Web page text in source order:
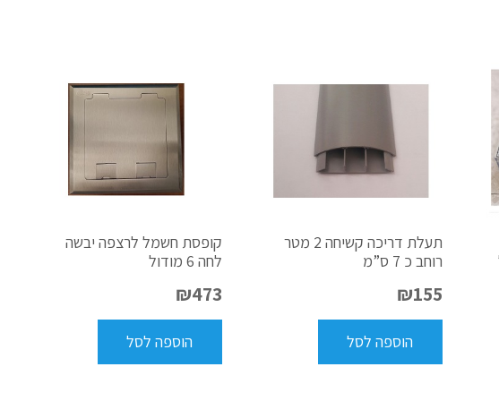
תעלת דריכה קשיחה 2 מטר
רוחב כ 7 ס”מ
₪155
הוספה לסל
קופסת חשמל לרצפה יבשה
לחה 6 מודול
₪473
הוספה לסל